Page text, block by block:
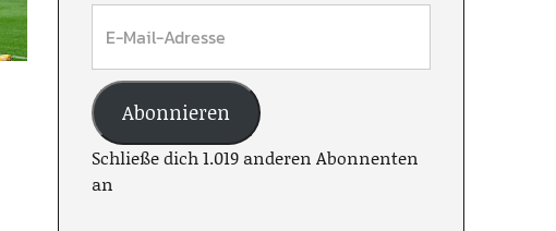
Abonnieren
Schließe dich 1.019 anderen Abonnenten
an